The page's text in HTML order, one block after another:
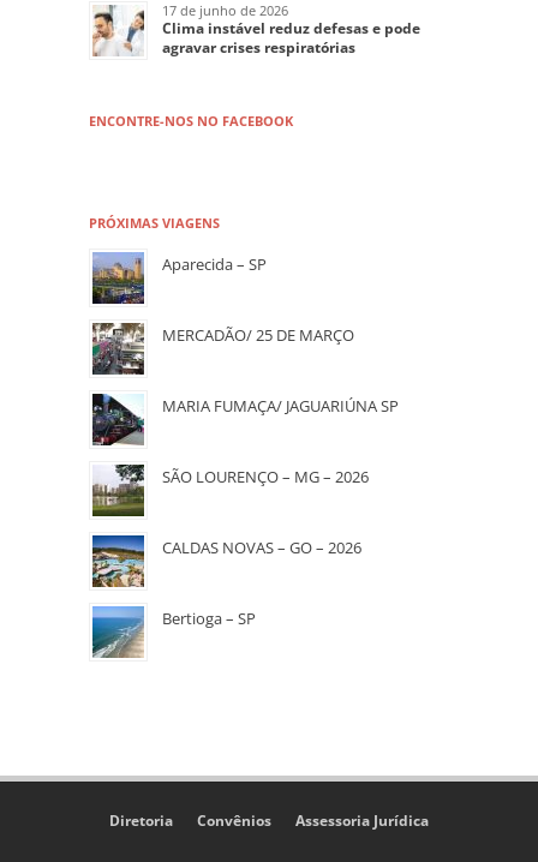
17 de junho de 2026
Clima instável reduz defesas e pode
agravar crises respiratórias
ENCONTRE-NOS NO FACEBOOK
PRÓXIMAS VIAGENS
Aparecida – SP
MERCADÃO/ 25 DE MARÇO
MARIA FUMAÇA/ JAGUARIÚNA SP
SÃO LOURENÇO – MG – 2026
CALDAS NOVAS – GO – 2026
Bertioga – SP
Diretoria Convênios Assessoria Jurídica